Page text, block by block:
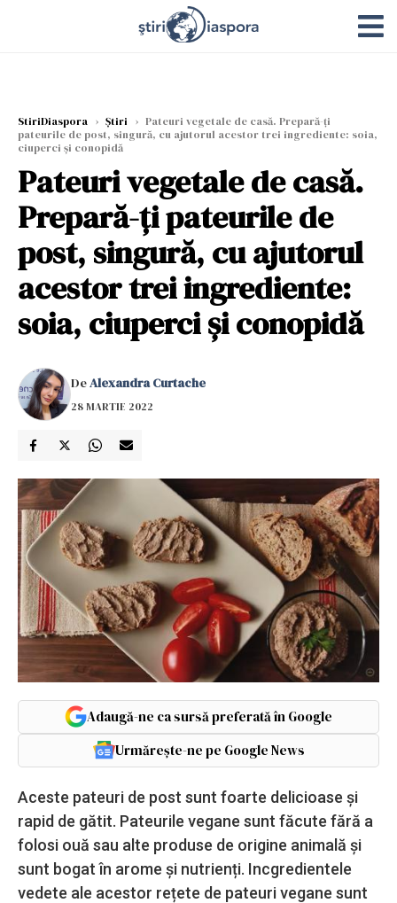
StiriDiaspora › Știri › Pateuri vegetale de casă. Prepară-ți
pateurile de post, singură, cu ajutorul acestor trei ingrediente: soia,
ciuperci și conopidă
Pateuri vegetale de casă.
Prepară-ți pateurile de
post, singură, cu ajutorul
acestor trei ingrediente:
soia, ciuperci și conopidă
DeAlexandra Curtache
28 MARTIE 2022
Adaugă-ne ca sursă preferată în Google
Urmărește-ne pe Google News
Aceste pateuri de post sunt foarte delicioase și
rapid de gătit. Pateurile vegane sunt făcute fără a
folosi ouă sau alte produse de origine animală și
sunt bogat în arome și nutrienți. Incgredientele
vedete ale acestor rețete de pateuri vegane sunt